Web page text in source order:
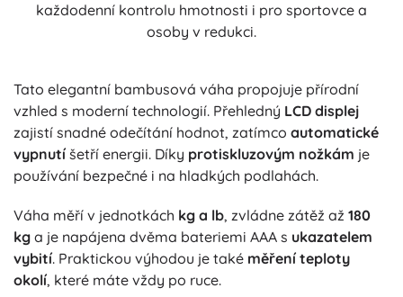
každodenní kontrolu hmotnosti i pro sportovce a
osoby v redukci.
Tato elegantní bambusová váha propojuje přírodní
vzhled s moderní technologií. Přehledný LCD displej
zajistí snadné odečítání hodnot, zatímco automatické
vypnutí šetří energii. Díky protiskluzovým nožkám je
používání bezpečné i na hladkých podlahách.
Váha měří v jednotkách kg a lb, zvládne zátěž až 180
kg a je napájena dvěma bateriemi AAA s ukazatelem
vybití. Praktickou výhodou je také měření teploty
okolí, které máte vždy po ruce.